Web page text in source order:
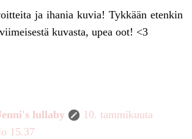
ja ihania kuvia! Tykkään etenkin
kuvasta, upea oot! <3
lullaby
10. tammikuuta
15.37